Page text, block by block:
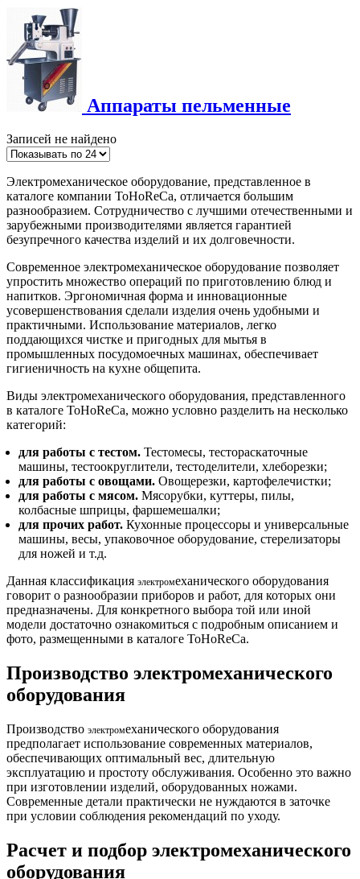
Аппараты пельменные
Записей не найдено
Электромеханическое оборудование, представленное в
каталоге компании ToHoReCa, отличается большим
разнообразием. Сотрудничество с лучшими отечественными и
зарубежными производителями является гарантией
безупречного качества изделий и их долговечности.
Современное электромеханическое оборудование позволяет
упростить множество операций по приготовлению блюд и
напитков. Эргономичная форма и инновационные
усовершенствования сделали изделия очень удобными и
практичными. Использование материалов, легко
поддающихся чистке и пригодных для мытья в
промышленных посудомоечных машинах, обеспечивает
гигиеничность на кухне общепита.
Виды электромеханического оборудования, представленного
в каталоге ToHoReCa, можно условно разделить на несколько
категорий:
для работы с тестом. Тестомесы, тестораскаточные
машины, тестоокруглители, тестоделители, хлеборезки;
для работы с овощами. Овощерезки, картофелечистки;
для работы с мясом. Мясорубки, куттеры, пилы,
колбасные шприцы, фаршемешалки;
для прочих работ. Кухонные процессоры и универсальные
машины, весы, упаковочное оборудование, стерелизаторы
для ножей и т.д.
Данная классификация электромеханического оборудования
говорит о разнообразии приборов и работ, для которых они
предназначены. Для конкретного выбора той или иной
модели достаточно ознакомиться с подробным описанием и
фото, размещенными в каталоге ToHoReCa.
Производство электромеханического
оборудования
Производство электромеханического оборудования
предполагает использование современных материалов,
обеспечивающих оптимальный вес, длительную
эксплуатацию и простоту обслуживания. Особенно это важно
при изготовлении изделий, оборудованных ножами.
Современные детали практически не нуждаются в заточке
при условии соблюдения рекомендаций по уходу.
Расчет и подбор электромеханического
оборудования